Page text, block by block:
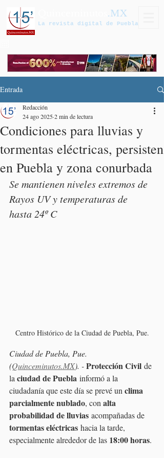
.MX
La revista digital de Puebla
Entrada
Condiciones para lluvias y
tormentas eléctricas, persisten
en Puebla y zona conurbada
Redacción
24 ago 20252 min de lectura
Se mantienen niveles extremos de
Rayos UV y temperaturas de
hasta 24º C
Centro Histórico de la Ciudad de Puebla, Pue.
Ciudad de Puebla, Pue.
(Quinceminutos.MX). - Protección Civil de
la ciudad de Puebla informó a la
ciudadanía que este día se prevé un clima
parcialmente nublado, con alta
probabilidad de lluvias acompañadas de
tormentas eléctricas hacia la tarde,
especialmente alrededor de las 18:00 horas.